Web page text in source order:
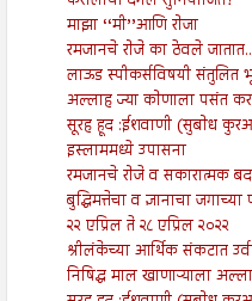
माझा ‘‘मी’’आणि रोजा
रमजानचे रोजे का ठेवले
लाऊड स्पीकर्सविषयी संतुलित
अल्लाह ज्या कोणाला पसंत
सूरह हूद :ईशवाणी (सुबोध
इस्लाममध्ये उपासना
रमजानचे रोजे व सकारात्मक
बुद्धिमत्तेचा व ज्ञानाचा
२२ एप्रिल ते २८ एप्रिल २०२२
श्रीलंकेच्या आर्थिक संकटात
निषिद्ध माल खाणाऱ्याला